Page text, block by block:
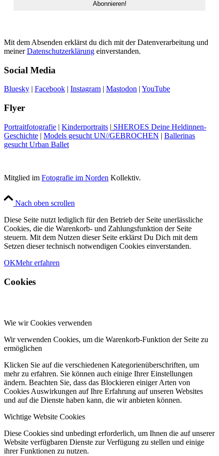
Mit dem Absenden erklärst du dich mit der Datenverarbeitung und
meinerDatenschutzerklärung einverstanden.
Social Media
Bluesky | Facebook | Instagram | Mastodon | YouTube
Flyer
Portraitfotografie | Kinderportraits | SHEROES Deine Heldinnen-
Geschichte | Models gesucht UN//GEBROCHEN | Ballerinas
gesucht Urban Ballet
Mitglied im Fotografie im Norden Kollektiv.
Nach oben scrollen
Diese Seite nutzt lediglich für den Betrieb der Seite unerlässliche
Cookies, die die Warenkorb- und Zahlungsfunktion der Seite
steuern. Mit dem Nutzen dieser Seite erklärst Du Dich mit dem
Setzen dieser technisch notwendigen Cookies einverstanden.
OKMehr erfahren
Cookies
Wie wir Cookies verwenden
Wir verwenden Cookies, um die Warenkorb-Funktion der Seite zu
ermöglichen
Klicken Sie auf die verschiedenen Kategorienüberschriften, um
mehr zu erfahren. Sie können auch einige Ihrer Einstellungen
ändern. Beachten Sie, dass das Blockieren einiger Arten von
Cookies Auswirkungen auf Ihre Erfahrung auf unseren Websites
und auf die Dienste haben kann, die wir anbieten können.
Wichtige Website Cookies
Diese Cookies sind unbedingt erforderlich, um Ihnen die auf unserer
Website verfügbaren Dienste zur Verfügung zu stellen und einige
ihrer Funktionen zu nutzen.